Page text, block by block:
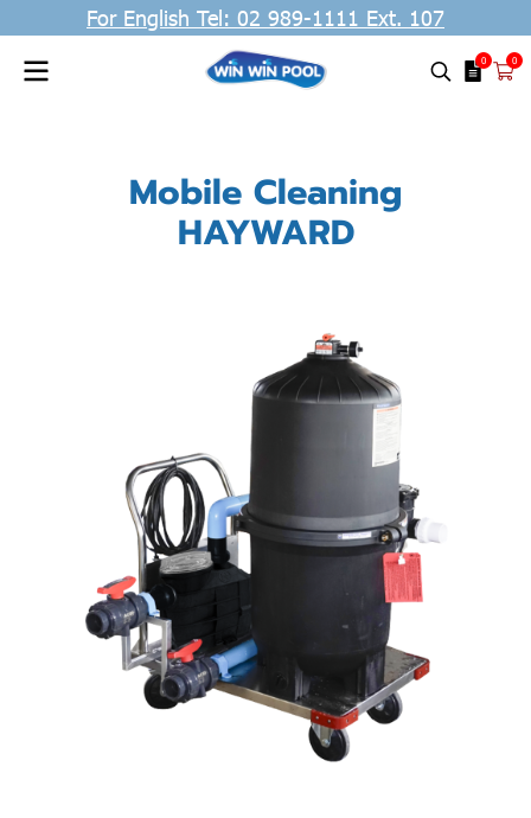
For English Tel: 02 989-1111 Ext. 107
0 0
Mobile Cleaning
HAYWARD